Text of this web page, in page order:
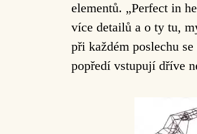
elementů. „Perfect in
více detailů a o ty tu,
při každém poslechu
popředí vstupují dříve